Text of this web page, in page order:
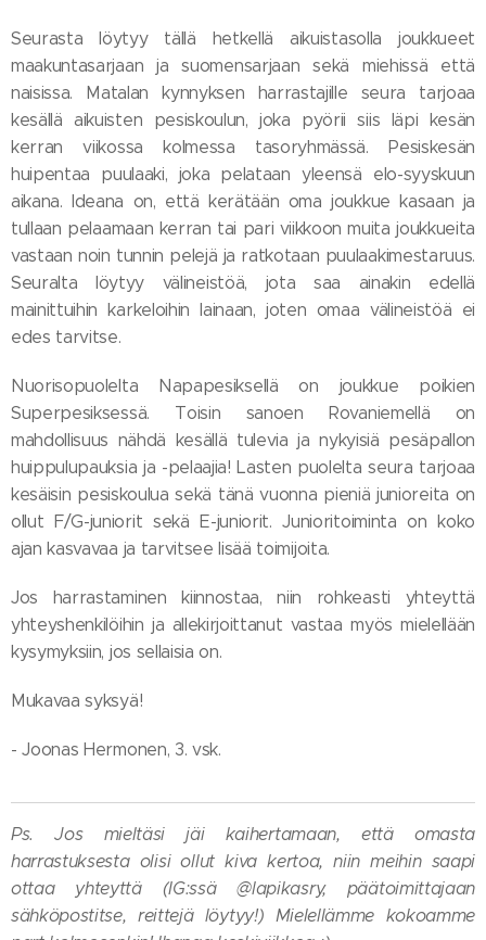
Seurasta löytyy tällä hetkellä aikuistasolla joukkueet
maakuntasarjaan ja suomensarjaan sekä miehissä että
naisissa. Matalan kynnyksen harrastajille seura tarjoaa
kesällä aikuisten pesiskoulun, joka pyörii siis läpi kesän
kerran viikossa kolmessa tasoryhmässä. Pesiskesän
huipentaa puulaaki, joka pelataan yleensä elo-syyskuun
aikana. Ideana on, että kerätään oma joukkue kasaan ja
tullaan pelaamaan kerran tai pari viikkoon muita joukkueita
vastaan noin tunnin pelejä ja ratkotaan puulaakimestaruus.
Seuralta löytyy välineistöä, jota saa ainakin edellä
mainittuihin karkeloihin lainaan, joten omaa välineistöä ei
edes tarvitse.
Nuorisopuolelta Napapesiksellä on joukkue poikien
Superpesiksessä. Toisin sanoen Rovaniemellä on
mahdollisuus nähdä kesällä tulevia ja nykyisiä pesäpallon
huippulupauksia ja -pelaajia! Lasten puolelta seura tarjoaa
kesäisin pesiskoulua sekä tänä vuonna pieniä junioreita on
ollut F/G-juniorit sekä E-juniorit. Junioritoiminta on koko
ajan kasvavaa ja tarvitsee lisää toimijoita.
Jos harrastaminen kiinnostaa, niin rohkeasti yhteyttä
yhteyshenkilöihin ja allekirjoittanut vastaa myös mielellään
kysymyksiin, jos sellaisia on.
Mukavaa syksyä!
- Joonas Hermonen, 3. vsk.
Ps. Jos mieltäsi jäi kaihertamaan, että omasta
harrastuksesta olisi ollut kiva kertoa, niin meihin saapi
ottaa yhteyttä (IG:ssä @lapikasry, päätoimittajaan
sähköpostitse, reittejä löytyy!) Mielellämme kokoamme